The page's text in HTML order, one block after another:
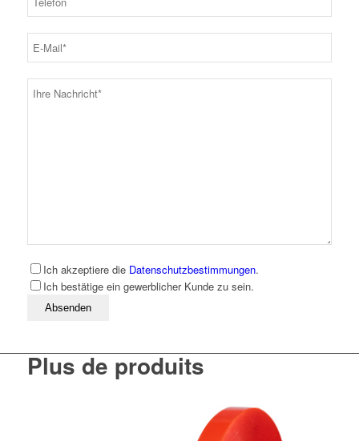
Ich akzeptiere die Datenschutzbestimmungen.
Ich bestätige ein gewerblicher Kunde zu sein.
Bitte lassen Sie dieses Feld leer
Plus de produits